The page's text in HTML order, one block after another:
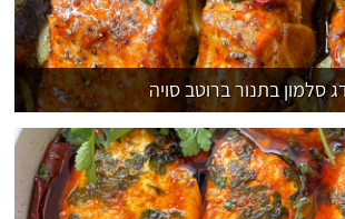
סלמון בתנור ברוטב סויה